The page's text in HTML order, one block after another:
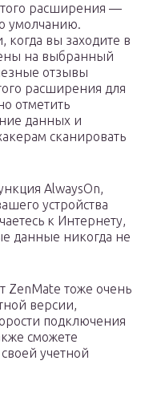
расширения —
умолчанию.
когда вы заходите в
на выбранный
отзывы
расширения для
отметить
данных и
сканировать
AlwaysOn,
устройства
к Интернету,
данные никогда не
ZenMate тоже очень
версии,
подключения
сможете
учетной